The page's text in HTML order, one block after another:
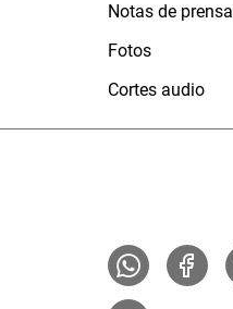
Notas de prensa
Fotos
Cortes audio